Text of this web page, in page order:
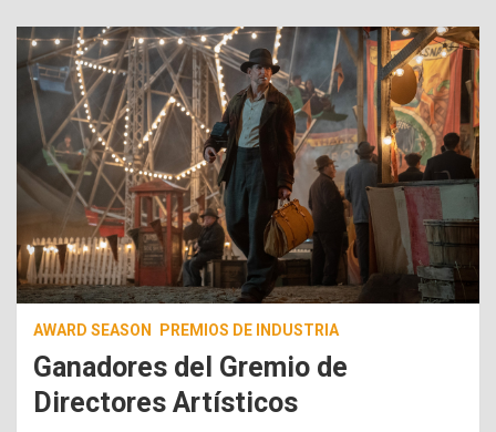
AWARD SEASON PREMIOS DE INDUSTRIA
Ganadores del Gremio de
Directores Artísticos